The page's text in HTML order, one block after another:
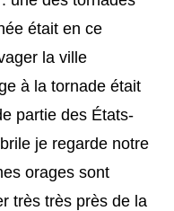
était en ce
la ville
à la tornade était
partie des États-
je regarde notre
orages sont
très très près de la